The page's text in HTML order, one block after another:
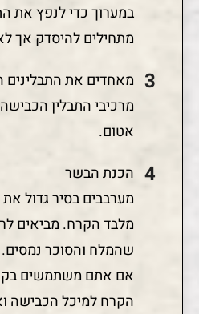
במערוך כדי לנפץ את
מתחילים להיסדק אך
מאחדים את התבלינים
מרכיבי התבלין
אטום.
הכנת הבשר
מערבבים בסיר גדול
מלבד הקרח. מביאים
שהמלח והסוכר נמסים.
אם אתם משתמשים
הקרח למיכל הכבישה